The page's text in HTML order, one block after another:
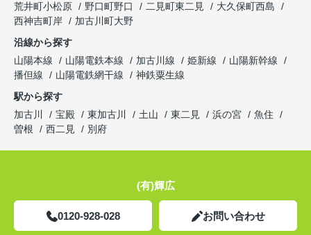
荒井町小松原
野口町野口 二見町東二見
大久保町西島
西神吉町岸
加古川町大野
沿線から探す
山陽本線
山陽電鉄本線 加古川線 姫新線
山陽新幹線
播但線
山陽電鉄網干線
神鉄粟生線
駅から探す
加古川
宝殿 東加古川 土山 東二見 浜の宮
魚住
曽根
西二見 別府
(有)輝広
0120-928-028 お問い合わせ